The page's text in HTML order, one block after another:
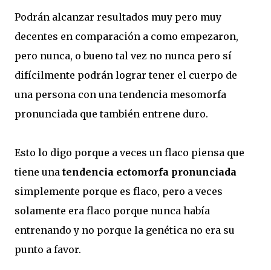
Podrán alcanzar resultados muy pero muy
decentes en comparación a como empezaron,
pero nunca, o bueno tal vez no nunca pero sí
difícilmente podrán lograr tener el cuerpo de
una persona con una tendencia mesomorfa
pronunciada que también entrene duro.
Esto lo digo porque a veces un flaco piensa que
tiene una tendencia ectomorfa pronunciada
simplemente porque es flaco, pero a veces
solamente era flaco porque nunca había
entrenando y no porque la genética no era su
punto a favor.